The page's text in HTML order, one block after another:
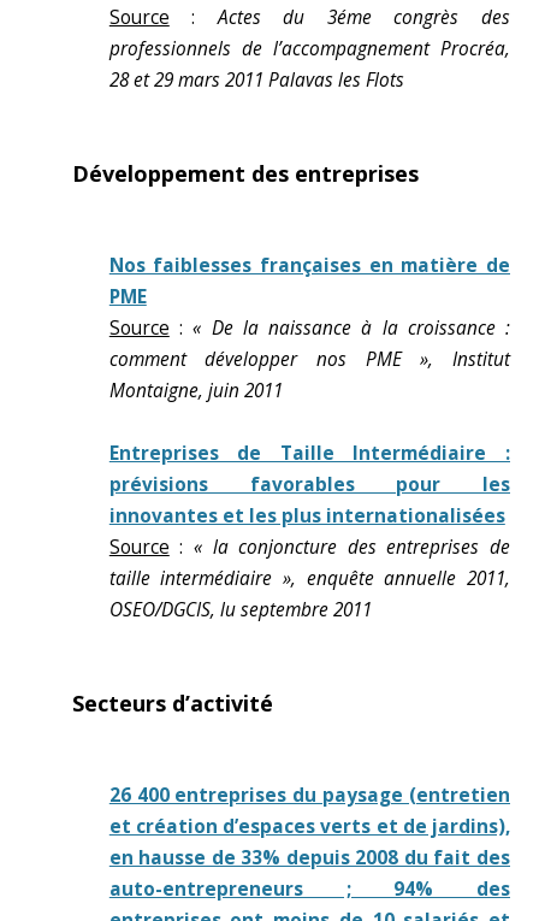
Source :Actes du 3éme congrès des
professionnels de l’accompagnement Procréa,
28 et 29 mars 2011 Palavas les Flots
Développement des entreprises
Nos faiblesses françaises en matière de
PME
Source :« De la naissance à la croissance :
comment développer nos PME », Institut
Montaigne, juin 2011
Entreprises de Taille Intermédiaire :
prévisions favorables pour les
innovantes et les plus internationalisées
Source : « la conjoncture des entreprises de
taille intermédiaire », enquête annuelle 2011,
OSEO/DGCIS, lu septembre 2011
Secteurs d’activité
26 400 entreprises du paysage (entretien
et création d’espaces verts et de jardins),
en hausse de 33% depuis 2008 du fait des
auto-entrepreneurs ; 94% des